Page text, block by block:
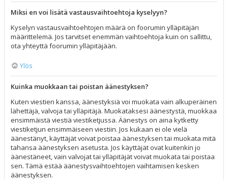
Miksi en voi lisätä vastausvaihtoehtoja kyselyyn?
Kyselyn vastausvaihtoehtojen määrä on foorumin ylläpitäjän
määrittelemä. Jos tarvitset enemmän vaihtoehtoja kuin on sallittu,
ota yhteyttä foorumin ylläpitäjään.
Ylös
Kuinka muokkaan tai poistan äänestyksen?
Kuten viestien kanssa, äänestyksiä voi muokata vain alkuperäinen
lähettäjä, valvoja tai ylläpitäjä. Muokataksesi äänestystä, muokkaa
ensimmäistä viestiä viestiketjussa. Äänestys on aina kytketty
viestiketjun ensimmäiseen viestiin. Jos kukaan ei ole vielä
äänestänyt, käyttäjät voivat poistaa äänestyksen tai muokata mitä
tahansa äänestyksen asetusta. Jos käyttäjät ovat kuitenkin jo
äänestäneet, vain valvojat tai ylläpitäjät voivat muokata tai poistaa
sen. Tämä estää äänestysvaihtoehtojen vaihtamisen kesken
äänestyksen.